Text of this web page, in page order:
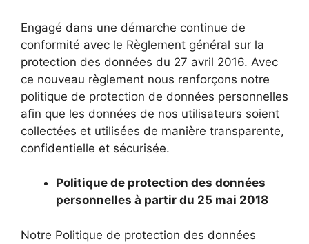
Engagé dans une démarche continue de
conformité avec le Règlement général sur la
protection des données du 27 avril 2016. Avec
ce nouveau règlement nous renforçons notre
politique de protection de données personnelles
afin que les données de nos utilisateurs soient
collectées et utilisées de manière transparente,
confidentielle et sécurisée.
Politique de protection des données
personnelles à partir du 25 mai 2018
Notre Politique de protection des données